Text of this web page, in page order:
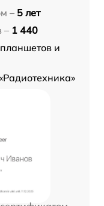
– 5 лет
– 1 440
и